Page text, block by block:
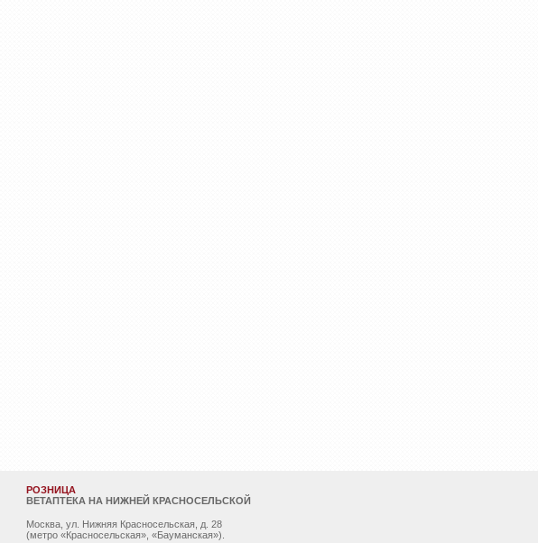
РОЗНИЦА
ВЕТАПТЕКА НА НИЖНЕЙ КРАСНОСЕЛЬСКОЙ
Москва, ул. Нижняя Красносельская, д. 28
(метро «Красносельская», «Бауманская»).